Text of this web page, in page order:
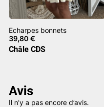
Echarpes bonnets
39,80 €
Châle CDS
Avis
Il n’y a pas encore d’avis.